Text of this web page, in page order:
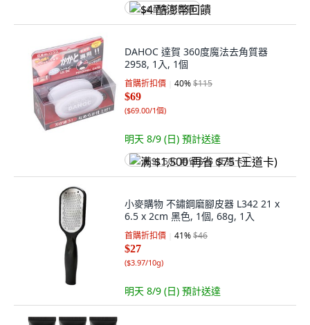
$4 酷澎幣回饋
DAHOC 達賀 360度魔法去角質器
2958, 1入, 1個
首購折扣價 40%$115
$69
($69.00/1個)
明天 8/9 (日) 預計送達
满 $1,500 再省 $75 (王道卡)
小麥購物 不鏽鋼磨腳皮器 L342 21 x
6.5 x 2cm 黑色, 1個, 68g, 1入
首購折扣價 41%$46
$27
($3.97/10g)
明天 8/9 (日) 預計送達